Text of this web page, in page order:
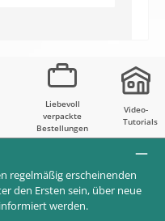
Liebevoll
verpackte
Bestellungen
Video-
Tutorials
regelmäßig erscheinenden
den Ersten sein, über neue
werden.